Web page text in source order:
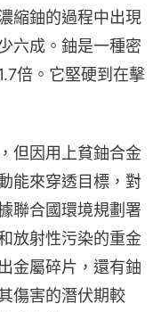
縮鈾的過程中出現
六成。鈾是一種密
倍。它堅硬到在擊
但因用上貧鈾合金
能來穿透目標，對
聯合國環境規劃署
放射性污染的重金
金屬碎片，還有鈾
傷害的潛伏期較